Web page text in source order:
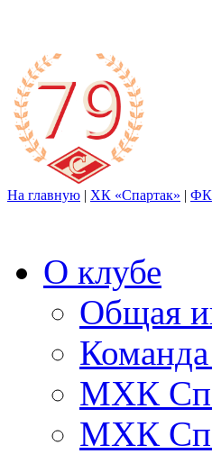
На главную | ХК «Спартак» | ФК
О клубе
Общая
МХК
МХК